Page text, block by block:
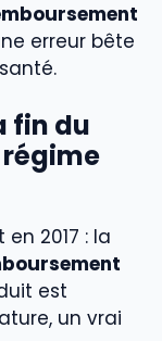
erreur bête
fin du
2017 : la
est
un vrai